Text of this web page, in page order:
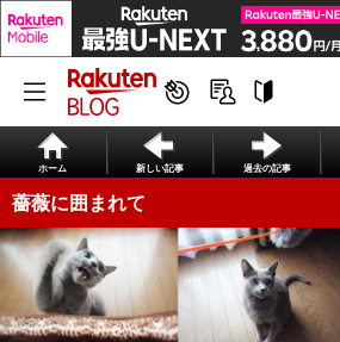
ホーム 新しい記事 過去の記事
薔薇に囲まれて